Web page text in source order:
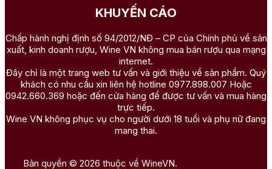
KHUYẾN CÁO
Chấp hành nghị định số 94/2012/NĐ – CP của Chính phủ về sản
xuất, kinh doanh rượu, Wine VN không mua bán rượu qua mạng
internet.
Đây chỉ là một trang web tư vấn và giới thiệu về sản phẩm. Quý
khách có nhu cầu xin liên hệ hotline 0977.898.007 Hoặc
0942.660.369 hoặc đến cửa hàng để được tư vấn và mua hàng
trực tiếp.
Wine VN không phục vụ cho người dưới 18 tuổi và phụ nữ đang
mang thai.
Bản quyền © 2026 thuộc về WineVN.